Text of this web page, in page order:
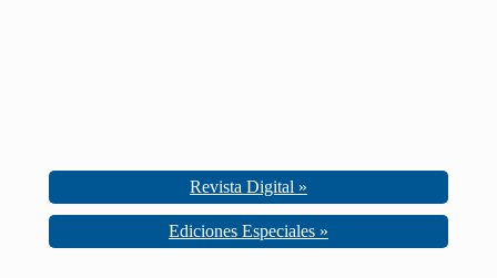
Revista Digital »
Ediciones Especiales »